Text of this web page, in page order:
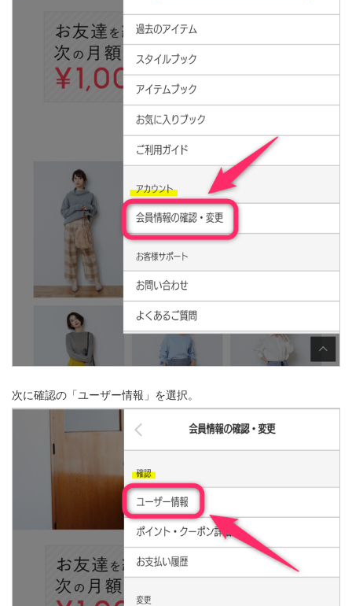
次に確認の「ユーザー情報」を選択。